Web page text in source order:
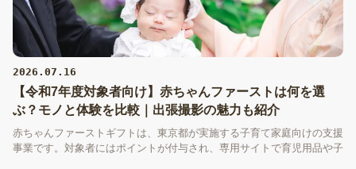
2026.07.16
【令和7年度対象者向け】赤ちゃんファーストは何を選
ぶ？モノと体験を比較｜出張撮影の魅力も紹介
赤ちゃんファーストギフトは、東京都が実施する子育て家庭向けの支援
事業です。対象者にはポイントが付与され、専用サイトで育児用品や子